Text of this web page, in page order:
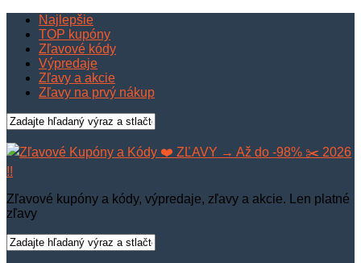
Najlepšie
TOP kupóny
Zľavové kódy
Výpredaje
Zľavy a akcie
Zľavy na prvý nákup
Zľavové kupóny a kódy, výpredaje, zľavy a akcie. Len platné
zľavy